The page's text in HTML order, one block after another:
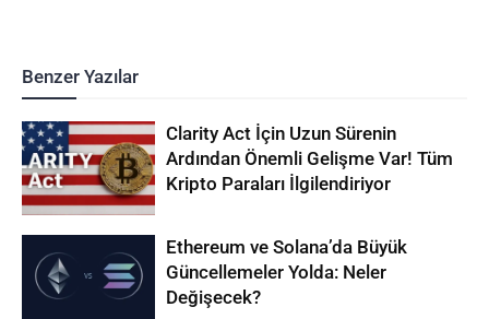
Benzer Yazılar
Clarity Act İçin Uzun Sürenin
Ardından Önemli Gelişme Var! Tüm
Kripto Paraları İlgilendiriyor
Ethereum ve Solana’da Büyük
Güncellemeler Yolda: Neler
Değişecek?